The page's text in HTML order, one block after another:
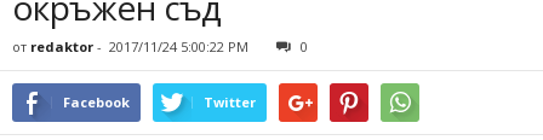
от redaktor - 2017/11/24 5:00:22 PM 0
Facebook Twitter